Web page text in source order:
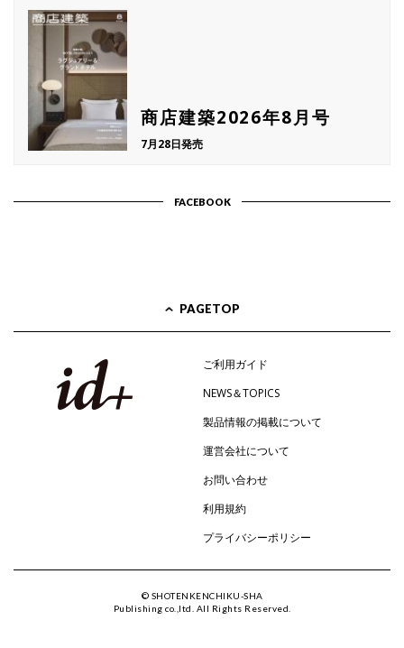
商店建築2026年8月号
7月28日発売
FACEBOOK
PAGETOP
ご利用ガイド
NEWS＆TOPICS
製品情報の掲載について
運営会社について
お問い合わせ
利用規約
プライバシーポリシー
© SHOTENKENCHIKU-SHA
Publishing co.,ltd. All Rights Reserved.